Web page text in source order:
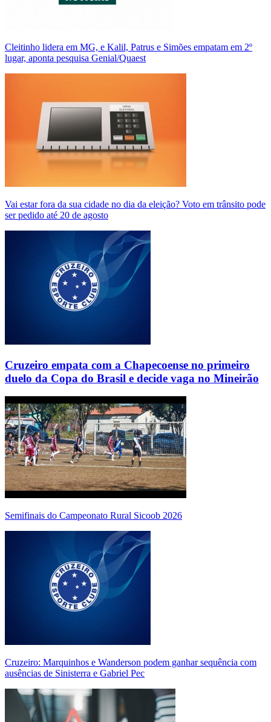
Cleitinho lidera em MG, e Kalil, Patrus e Simões empatam em 2º
lugar, aponta pesquisa Genial/Quaest
Vai estar fora da sua cidade no dia da eleição? Voto em trânsito pode
ser pedido até 20 de agosto
Cruzeiro empata com a Chapecoense no primeiro
duelo da Copa do Brasil e decide vaga no Mineirão
Semifinais do Campeonato Rural Sicoob 2026
Cruzeiro: Marquinhos e Wanderson podem ganhar sequência com
ausências de Sinisterra e Gabriel Pec